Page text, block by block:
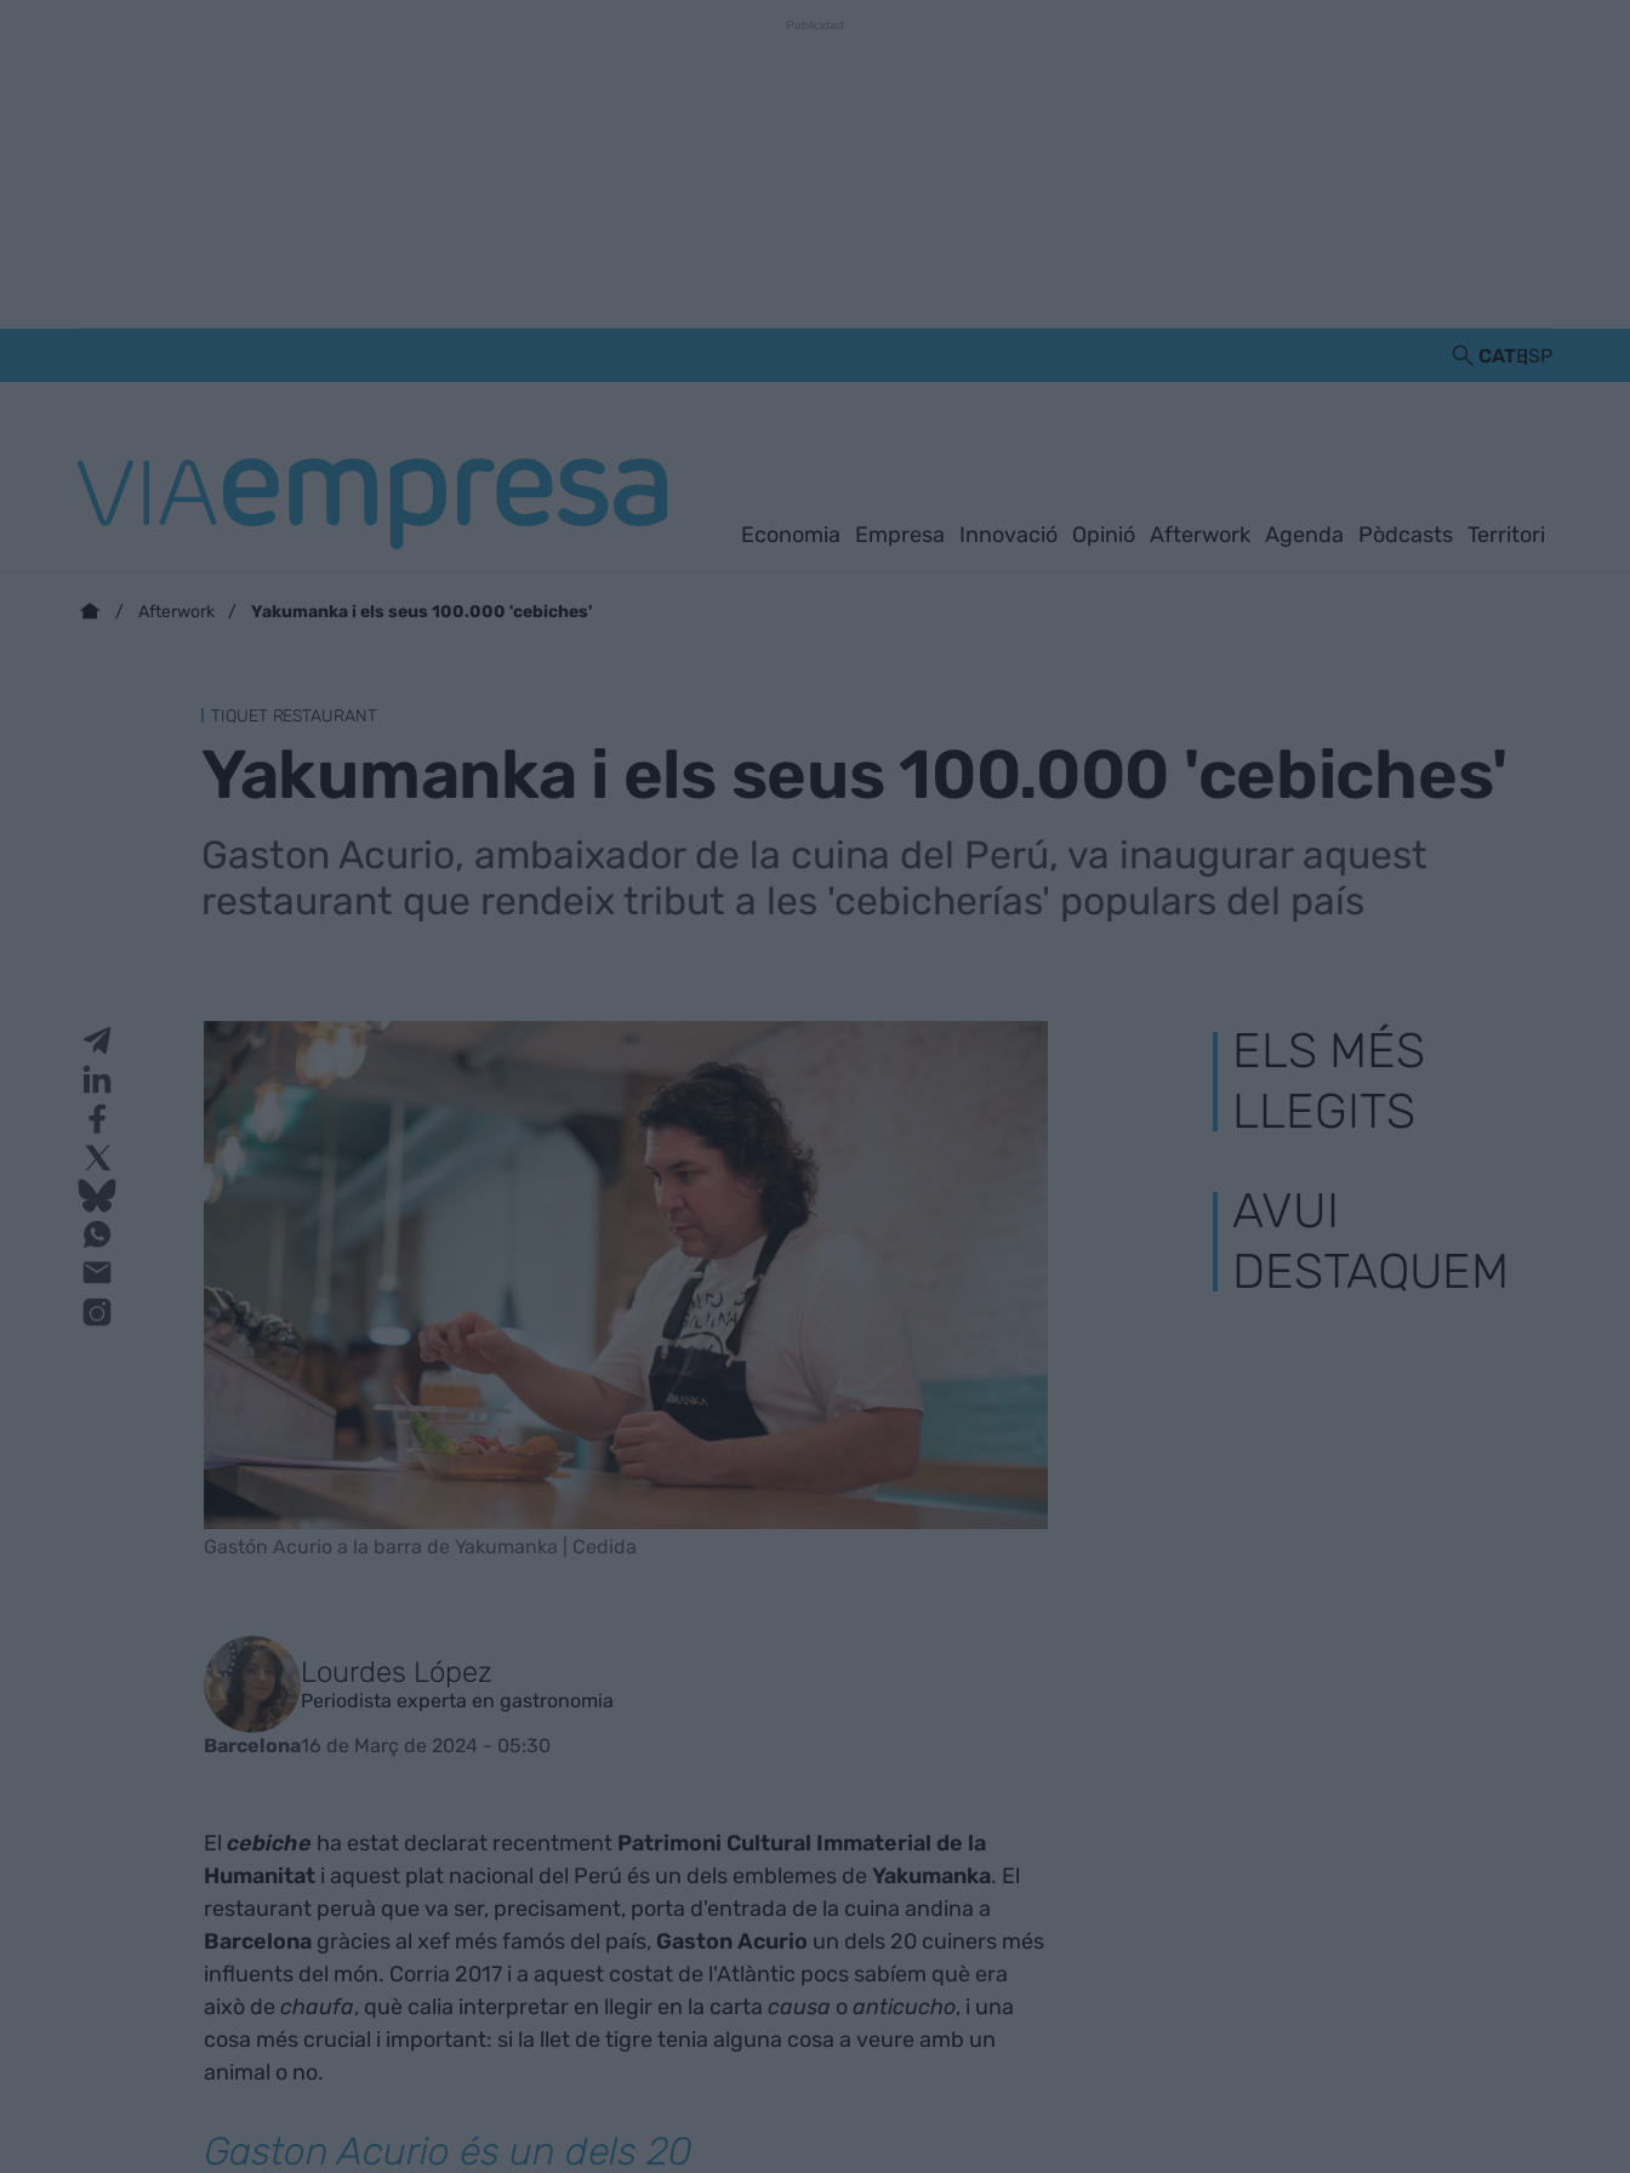
CATESP
Economia Empresa Innovació Opinió Afterwork Agenda Pòdcasts Territori
Afterwork Yakumanka i els seus 100.000 'cebiches'
TIQUET RESTAURANT
Yakumanka i els seus 100.000 'cebiches'
Gaston Acurio, ambaixador de la cuina del Perú, va inaugurar aquest
restaurant que rendeix tribut a les 'cebicherías' populars del país
Gastón Acurio a la barra de Yakumanka | Cedida
Lourdes López
Periodista experta en gastronomia
Barcelona16 de Març de 2024 - 05:30
El cebiche ha estat declarat recentment Patrimoni Cultural Immaterial de la
Humanitati aquest plat nacional del Perú és un dels emblemes de Yakumanka. El
restaurant peruà que va ser, precisament, porta d'entrada de la cuina andina a
Barcelonagràcies al xef més famós del país, Gaston Acurio un dels 20 cuiners més
influents del món. Corria 2017 i a aquest costat de l'Atlàntic pocs sabíem què era
això de chaufa, què calia interpretar en llegir en la carta causa oanticucho, i una
cosa més crucial i important: si la llet de tigre tenia alguna cosa a veure amb un
animal o no.
Gaston Acurio és un dels 20
ELS MÉS
LLEGITS
AVUI
DESTAQUEM